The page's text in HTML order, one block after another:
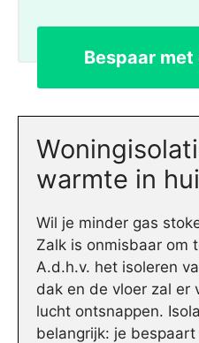
Bespaar
warmte in
Wil je minder gas
Zalk is onmisbaar om
A.d.h.v. het isoleren
dak en de vloer zal er
lucht ontsnappen.
belangrijk: je